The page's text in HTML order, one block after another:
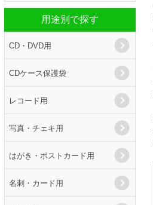
用途別で探す
CD・DVD用
CDケース保護袋
レコード用
写真・チェキ用
はがき・ポストカード用
名刺・カード用